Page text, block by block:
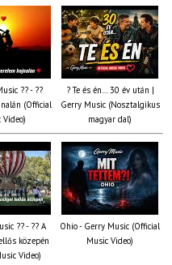
?? - ??
(Official
Video)
? Te és én… 30 év után |
Gerry Music (Nosztalgikus
magyar dal)
?? - ?? A
közepén
Video)
Ohio - Gerry Music (Official
Music Video)